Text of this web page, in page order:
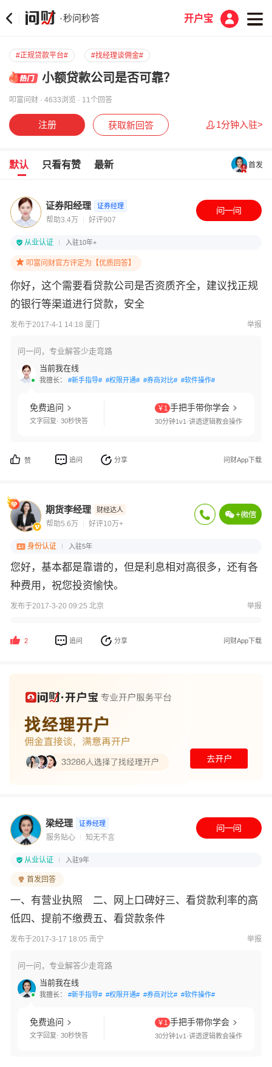
·秒问秒答 开户宝
#正规贷款平台# #找经理谈佣金#
小额贷款公司是否可靠？
叩富问财 · 4633浏览 · 11个回答
注册 获取新回答 1分钟入驻>
默认 只看有赞 最新 首发
证券阳经理 证券经理
帮助3.4万 好评907
从业认证 入驻10年+
叩富问财官方评定为【优质回答】
你好，这个需要看贷款公司是否资质齐全，建议找正规
的银行等渠道进行贷款，安全
发布于2017-4-1 14:18 厦门 举报
问一问，专业解答少走弯路
当前我在线
我擅长： #新手指导# #权限开通# #券商对比# #软件操作#
免费追问
文字回复· 30秒快答
￥1 手把手带你学会
30分钟1v1·讲透逻辑教会操作
赞 追问 分享 问财App下载
期货李经理 财经达人
帮助5.6万 好评10万+
身份认证 入驻5年
您好，基本都是靠谱的，但是利息相对高很多，还有各
种费用，祝您投资愉快。
发布于2017-3-20 09:25 北京 举报
2 追问 分享 问财App下载
梁经理 证券经理
服务贴心 知无不言
从业认证 入驻9年
首发回答
一、有营业执照 二、网上口碑好三、看贷款利率的高
低四、提前不缴费五、看贷款条件
发布于2017-3-17 18:05 南宁 举报
问一问，专业解答少走弯路
当前我在线
我擅长： #新手指导# #权限开通# #券商对比# #软件操作#
免费追问
文字回复· 30秒快答
￥1 手把手带你学会
30分钟1v1·讲透逻辑教会操作